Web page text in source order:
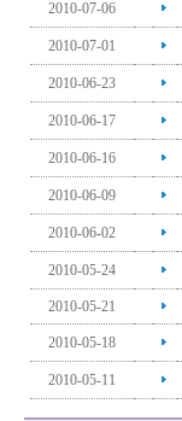
2010-07-06
2010-07-01
2010-06-23
2010-06-17
2010-06-16
2010-06-09
2010-06-02
2010-05-24
2010-05-21
2010-05-18
2010-05-11